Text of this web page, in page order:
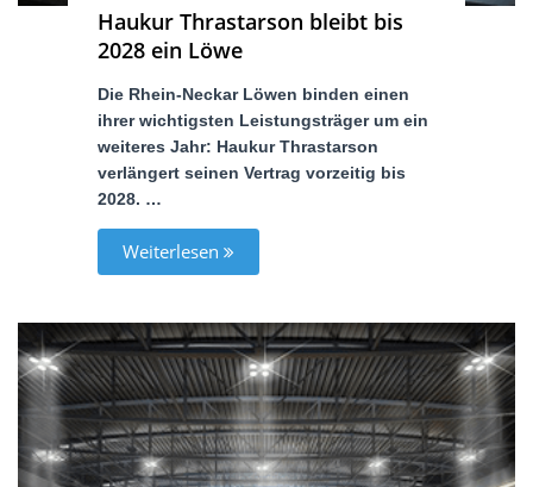
Haukur Thrastarson bleibt bis
2028 ein Löwe
Die Rhein-Neckar Löwen binden einen
ihrer wichtigsten Leistungsträger um ein
weiteres Jahr: Haukur Thrastarson
verlängert seinen Vertrag vorzeitig bis
2028. …
Weiterlesen